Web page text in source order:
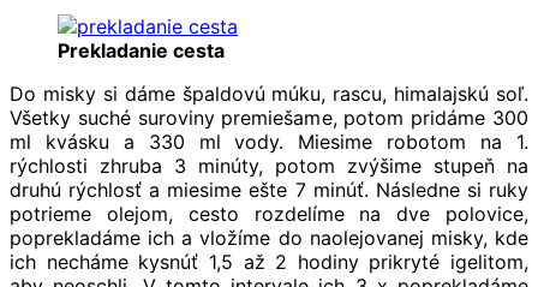
Prekladanie cesta
Do misky si dáme špaldovú múku, rascu, himalajskú soľ.
Všetky suché suroviny premiešame, potom pridáme 300
ml kvásku a 330 ml vody. Miesime robotom na 1.
rýchlosti zhruba 3 minúty, potom zvýšime stupeň na
druhú rýchlosť a miesime ešte 7 minúť. Následne si ruky
potrieme olejom, cesto rozdelíme na dve polovice,
poprekladáme ich a vložíme do naolejovanej misky, kde
ich necháme kysnúť 1,5 až 2 hodiny prikryté igelitom,